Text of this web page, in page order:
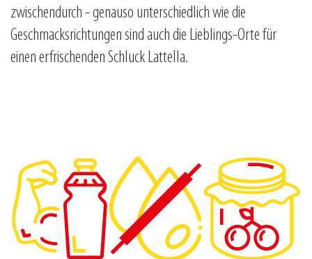
zwischendurch - genauso unterschiedlich wie die
Geschmacksrichtungen sind auch die Lieblings-Orte für
einen erfrischenden Schluck Lattella.